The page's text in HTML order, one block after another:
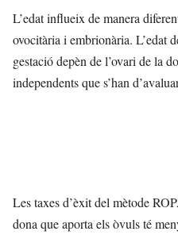
L’edat influeix de manera
ovocitària i embrionària. L’edat
gestació depèn de l’ovari de la
independents que s’han
Les taxes d’èxit del mètode
dona que aporta els òvuls té